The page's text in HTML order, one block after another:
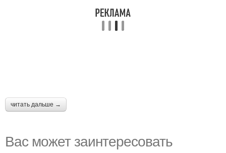
читать дальше →
Вас может заинтересовать